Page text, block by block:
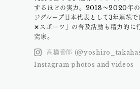
するほどの実力。2018〜2020年の
ジグループ日本代表として3年連続
✕スポーツ」の普及活動も精力的に
究家。
高橋善郎
Instagram photos and videos